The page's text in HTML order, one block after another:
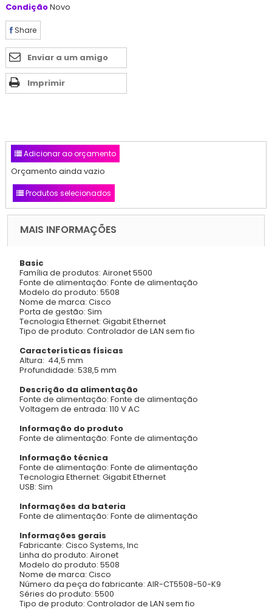
CondiçãoNovo
Share
Enviar a um amigo
Imprimir
Adicionar ao orçamento
Orçamento ainda vazio
Produtos selecionados
MAIS INFORMAÇÕES
Basic
Família de produtos: Aironet 5500
Fonte de alimentação: Fonte de alimentação
Modelo do produto: 5508
Nome de marca: Cisco
Porta de gestão: Sim
Tecnologia Ethernet: Gigabit Ethernet
Tipo de produto: Controlador de LAN sem fio
Características físicas
Altura: 44,5 mm
Profundidade: 538,5 mm
Descrição da alimentação
Fonte de alimentação: Fonte de alimentação
Voltagem de entrada: 110 V AC
Informação do produto
Fonte de alimentação: Fonte de alimentação
Informação técnica
Fonte de alimentação: Fonte de alimentação
Tecnologia Ethernet: Gigabit Ethernet
USB: Sim
Informações da bateria
Fonte de alimentação: Fonte de alimentação
Informações gerais
Fabricante: Cisco Systems, Inc
Linha do produto: Aironet
Modelo do produto: 5508
Nome de marca: Cisco
Número da peça do fabricante: AIR-CT5508-50-K9
Séries do produto: 5500
Tipo de produto: Controlador de LAN sem fio